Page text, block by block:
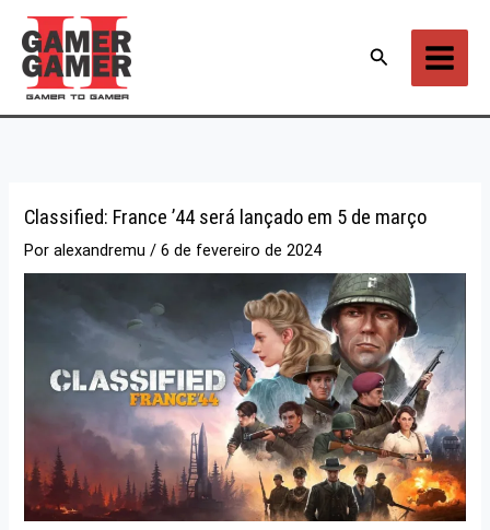
para
conteúdo
Pesquisar
Classified: France ’44 será lançado em 5 de março
Poralexandremu/6 de fevereiro de 2024